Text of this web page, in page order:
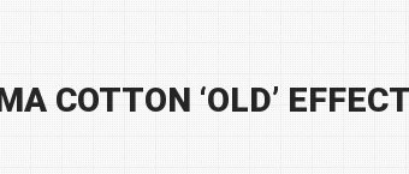
COTTON ‘OLD’